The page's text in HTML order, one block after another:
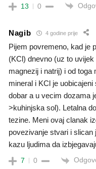
13 0
Nagib 4 godine prije
Pijem povremeno, kad je
(KCl) dnevno (uz to
magnezij i natrij) i od toga
mineral i KCl je
dobar a u vecim dozama
>kuhinjska sol). Letalna
tezine. Meni ovaj clanak
povezivanje stvari i
kazu ljudima da
7 0